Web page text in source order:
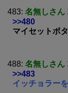
483: 名無しさん
>>480
マイセットボ
488: 名無しさん
>>483
イッチョラー